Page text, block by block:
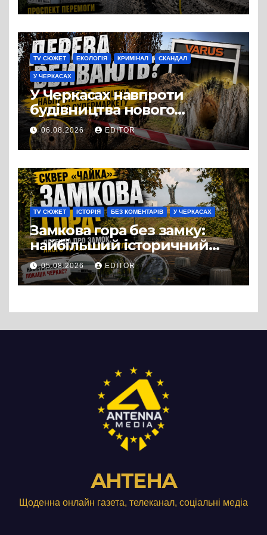
Черкас
TV СЮЖЕТ ЕКОЛОГІЯ КРИМІНАЛ СКАНДАЛ
У ЧЕРКАСАХ
У Черкасах навпроти
будівництва нового
супермаркету VARUS на
проспекті Перемоги всохли
дерева. І це навряд чи
можна назвати
випадковістю
06.08.2026 EDITOR
TV СЮЖЕТ ІСТОРІЯ БЕЗ КОМЕНТАРІВ У ЧЕРКАСАХ
Замкова гора без замку:
найбільший історичний
міф Черкас
05.08.2026 EDITOR
АНТЕНА
Щоденна онлайн газета, телеканал, соціальні медіа